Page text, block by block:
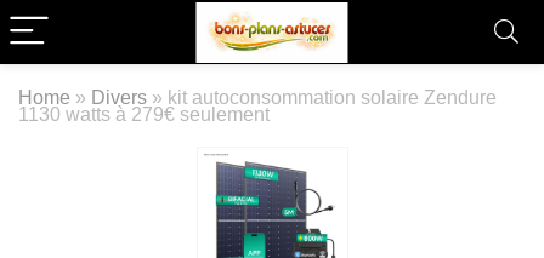
Home » Divers » kit autoconsommation solaire Zendure
1130 watts à 279€ seulement